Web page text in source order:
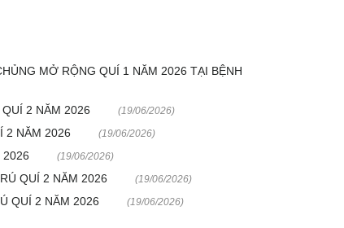
MỞ RỘNG QUÍ 1 NĂM 2026 TẠI BỆNH
2 NĂM 2026 (19/06/2026)
2 NĂM 2026 (19/06/2026)
2026 (19/06/2026)
QUÍ 2 NĂM 2026 (19/06/2026)
QUÍ 2 NĂM 2026 (19/06/2026)